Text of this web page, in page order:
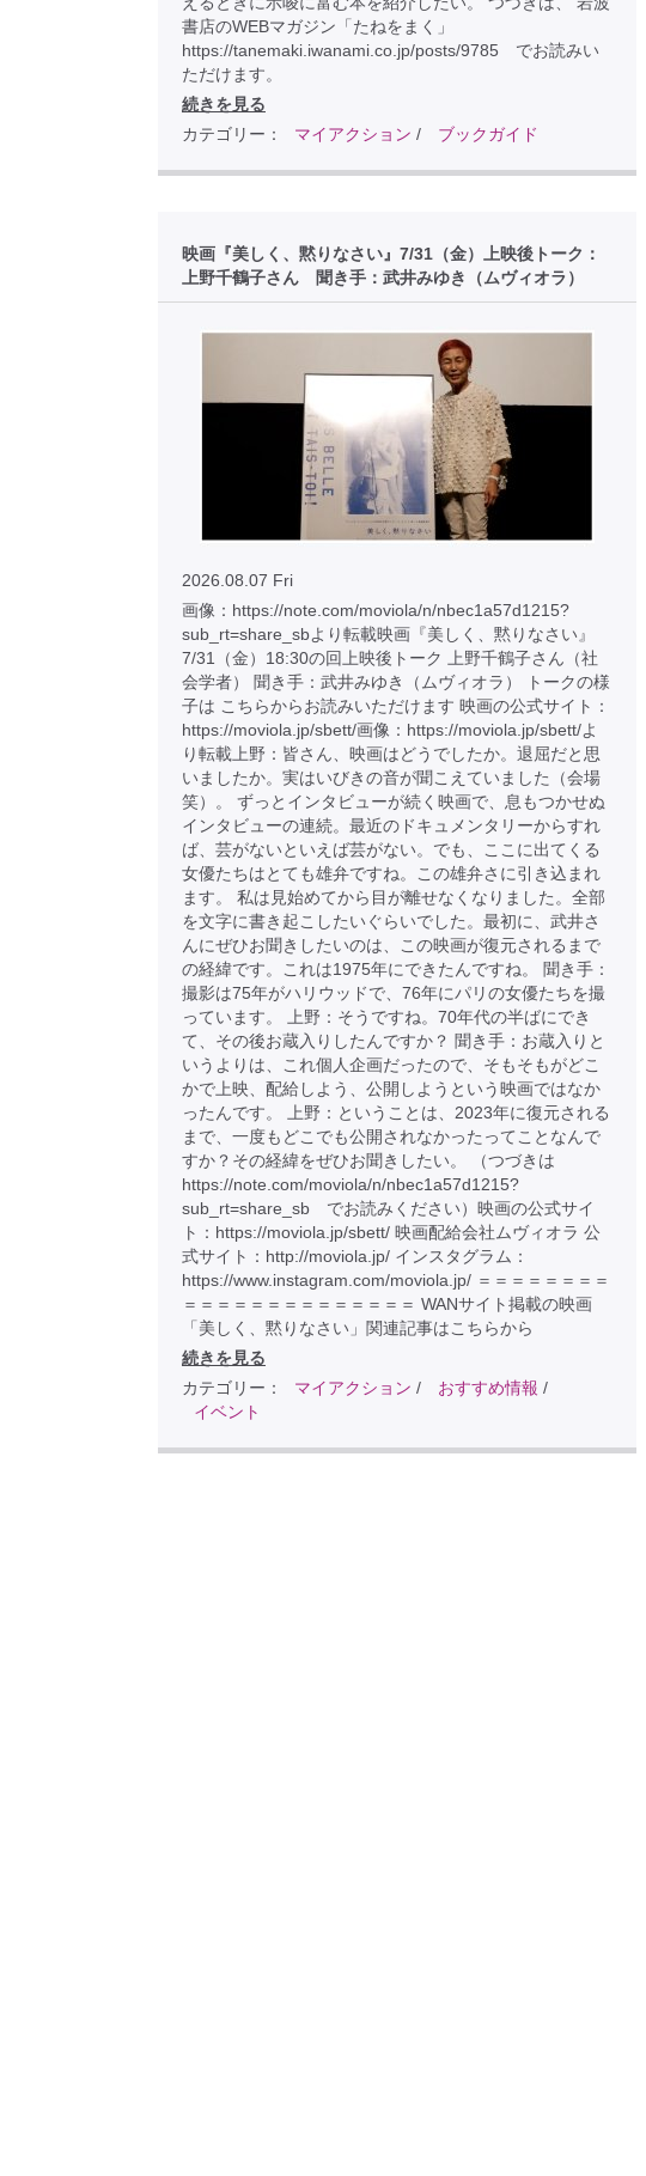
書店のWEBマガジン「たねをまく」
https://tanemaki.iwanami.co.jp/posts/9785 でお読みい
ただけます。
続きを見る
カテゴリー：
マイアクション / ブックガイド
映画『美しく、黙りなさい』7/31（金）上映後トーク：
上野千鶴子さん 聞き手：武井みゆき（ムヴィオラ）
2026.08.07 Fri
画像：https://note.com/moviola/n/nbec1a57d1215?
sub_rt=share_sbより転載映画『美しく、黙りなさい』
7/31（金）18:30の回上映後トーク 上野千鶴子さん（社
会学者） 聞き手：武井みゆき（ムヴィオラ） トークの様
子は こちらからお読みいただけます 映画の公式サイト：
https://moviola.jp/sbett/画像：https://moviola.jp/sbett/よ
り転載上野：皆さん、映画はどうでしたか。退屈だと思
いましたか。実はいびきの音が聞こえていました（会場
笑）。 ずっとインタビューが続く映画で、息もつかせぬ
インタビューの連続。最近のドキュメンタリーからすれ
ば、芸がないといえば芸がない。でも、ここに出てくる
女優たちはとても雄弁ですね。この雄弁さに引き込まれ
ます。 私は見始めてから目が離せなくなりました。全部
を文字に書き起こしたいぐらいでした。最初に、武井さ
んにぜひお聞きしたいのは、この映画が復元されるまで
の経緯です。これは1975年にできたんですね。 聞き手：
撮影は75年がハリウッドで、76年にパリの女優たちを撮
っています。 上野：そうですね。70年代の半ばにでき
て、その後お蔵入りしたんですか？ 聞き手：お蔵入りと
いうよりは、これ個人企画だったので、そもそもがどこ
かで上映、配給しよう、公開しようという映画ではなか
ったんです。 上野：ということは、2023年に復元される
まで、一度もどこでも公開されなかったってことなんで
すか？その経緯をぜひお聞きしたい。 （つづきは
https://note.com/moviola/n/nbec1a57d1215?
sub_rt=share_sb でお読みください）映画の公式サイ
ト：https://moviola.jp/sbett/ 映画配給会社ムヴィオラ 公
式サイト：http://moviola.jp/ インスタグラム：
https://www.instagram.com/moviola.jp/ ＝＝＝＝＝＝＝＝
＝＝＝＝＝＝＝＝＝＝＝＝＝＝ WANサイト掲載の映画
「美しく、黙りなさい」関連記事はこちらから
続きを見る
カテゴリー：
マイアクション / おすすめ情報 /
イベント